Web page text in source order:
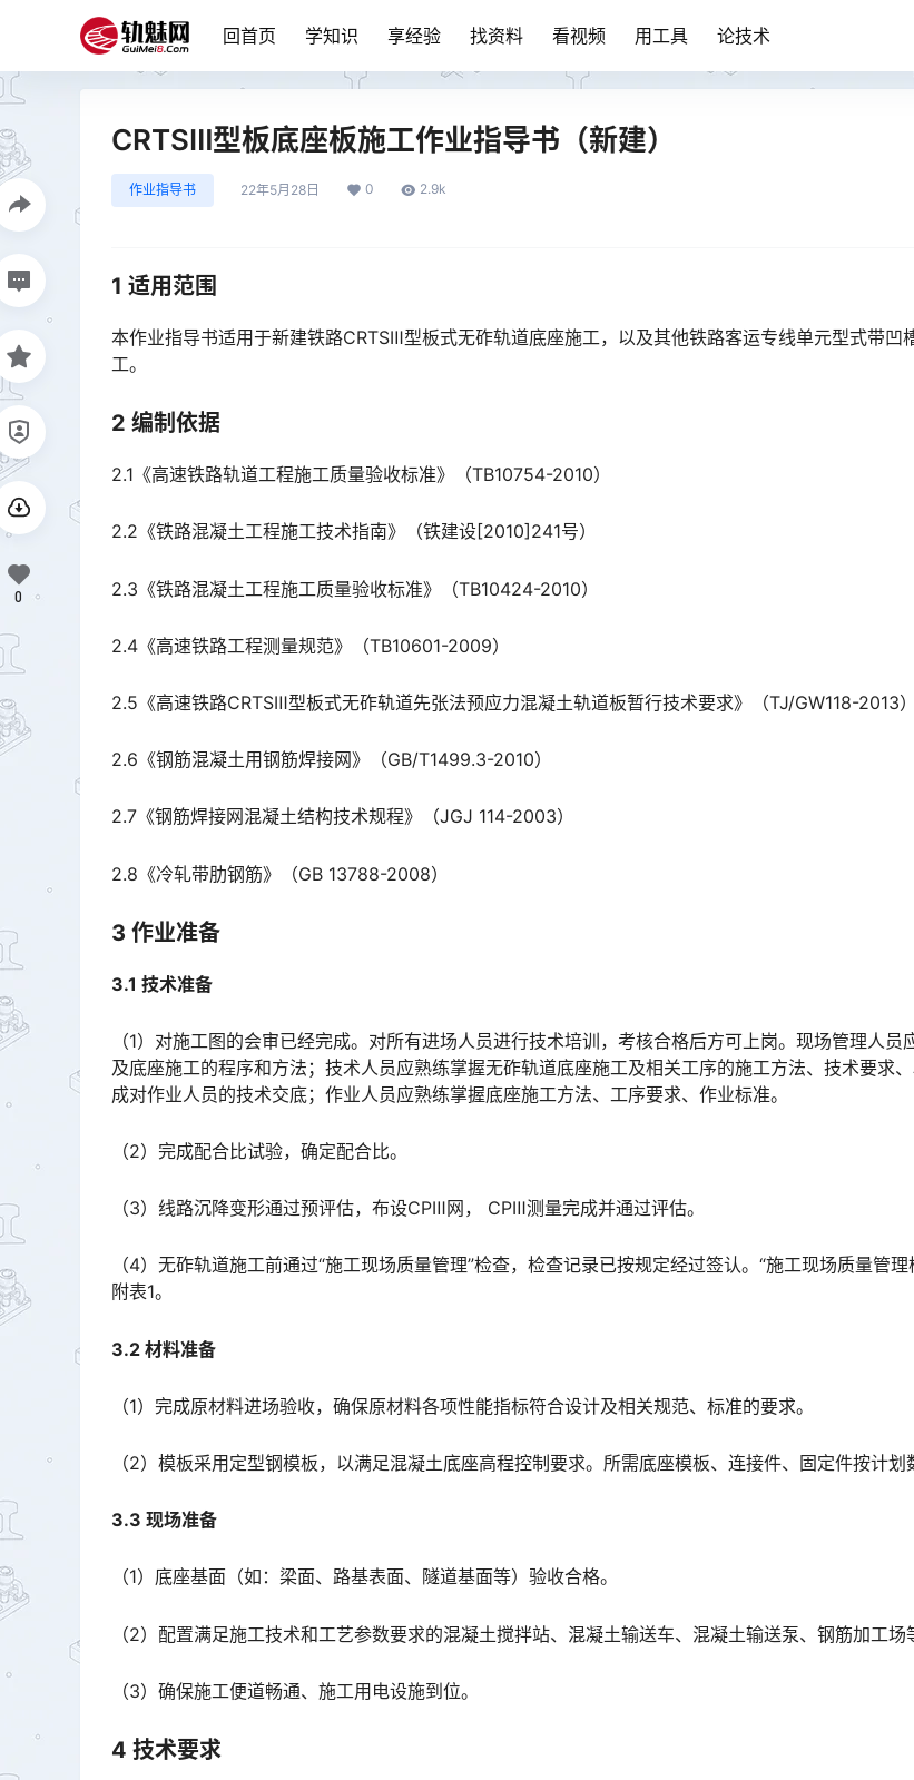
回首页 学知识 享经验 找资料 看视频 用工具 论技术
CRTSⅢ型板底座板施工作业指导书（新建）
作业指导书 22年5月28日 0 2.9k
1 适用范围
本作业指导书适用于新建铁路CRTSⅢ型板式无砟轨道底座施工，以及其他铁路客运专线单元型式带凹
工。
2 编制依据
2.1《高速铁路轨道工程施工质量验收标准》（TB10754-2010）
2.2《铁路混凝土工程施工技术指南》（铁建设[2010]241号）
2.3《铁路混凝土工程施工质量验收标准》（TB10424-2010）
2.4《高速铁路工程测量规范》（TB10601-2009）
2.5《高速铁路CRTSⅢ型板式无砟轨道先张法预应力混凝土轨道板暂行技术要求》（TJ/GW118-2013）
2.6《钢筋混凝土用钢筋焊接网》（GB/T1499.3-2010）
2.7《钢筋焊接网混凝土结构技术规程》（JGJ 114-2003）
2.8《冷轧带肋钢筋》（GB 13788-2008）
3 作业准备
3.1 技术准备
（1）对施工图的会审已经完成。对所有进场人员进行技术培训，考核合格后方可上岗。现场管理人员
及底座施工的程序和方法；技术人员应熟练掌握无砟轨道底座施工及相关工序的施工方法、技术要求
成对作业人员的技术交底；作业人员应熟练掌握底座施工方法、工序要求、作业标准。󠅅󠅃󠄵󠅂󠄪󠇖󠆨󠆨󠇕󠆞󠆒󠅬󠇘󠆭󠆘󠇙󠆝󠅵󠇗󠆭󠆁󠄐󠇗󠅹󠅸󠇖󠆍󠅳󠇖󠅹󠅰󠇖󠆌󠅹
（2）完成配合比试验，确定配合比。
（3）线路沉降变形通过预评估，布设CPⅢ网， CPⅢ测量完成并通过评估。
（4）无砟轨道施工前通过“施工现场质量管理”检查，检查记录已按规定经过签认。“施工现场质量管理
附表1。
3.2 材料准备
（1）完成原材料进场验收，确保原材料各项性能指标符合设计及相关规范、标准的要求。
（2）模板采用定型钢模板，以满足混凝土底座高程控制要求。所需底座模板、连接件、固定件按计划
3.3 现场准备
（1）底座基面（如：梁面、路基表面、隧道基面等）验收合格。
（2）配置满足施工技术和工艺参数要求的混凝土搅拌站、混凝土输送车、混凝土输送泵、钢筋加工场
（3）确保施工便道畅通、施工用电设施到位。
4 技术要求
0